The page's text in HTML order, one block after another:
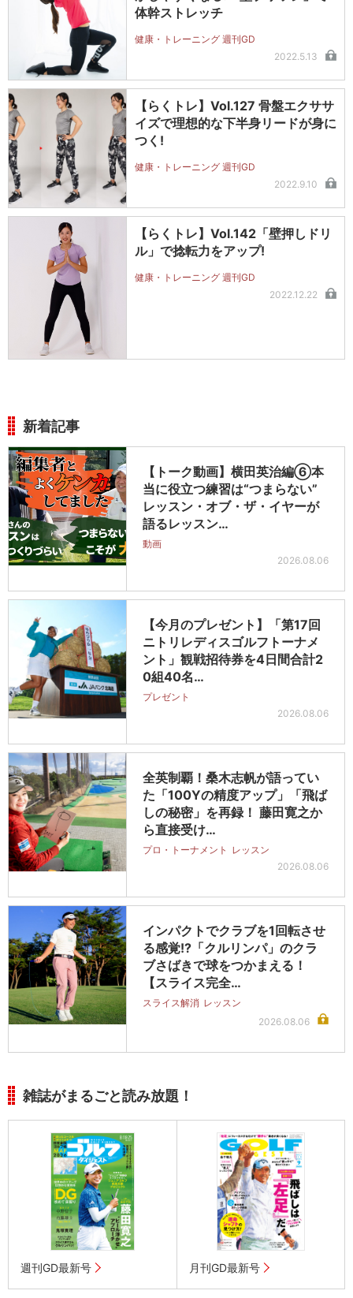
体幹ストレッチ
健康・トレーニング 週刊GD
2022.5.13
【らくトレ】Vol.127 骨盤エクササ
イズで理想的な下半身リードが身に
つく!
健康・トレーニング 週刊GD
2022.9.10
【らくトレ】Vol.142「壁押しドリ
ル」で捻転力をアップ!
健康・トレーニング 週刊GD
2022.12.22
新着記事
【トーク動画】横田英治編⑥本
当に役立つ練習は“つまらない”
レッスン・オブ・ザ・イヤーが
語るレッスン…
動画
2026.08.06
【今月のプレゼント】「第17回
ニトリレディスゴルフトーナメ
ント」観戦招待券を4日間合計2
0組40名…
プレゼント
2026.08.06
全英制覇！桑木志帆が語ってい
た「100Yの精度アップ」「飛ば
しの秘密」を再録！ 藤田寛之か
ら直接受け…
プロ・トーナメント レッスン
2026.08.06
インパクトでクラブを1回転させ
る感覚!?「クルリンパ」のクラ
ブさばきで球をつかまえる！
【スライス完全…
スライス解消 レッスン
2026.08.06
雑誌がまるごと読み放題！
週刊GD最新号 月刊GD最新号